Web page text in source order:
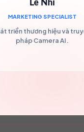
Lê Nhi
MARKETING SPECIALIST
triển thương hiệu và
pháp Camera AI.